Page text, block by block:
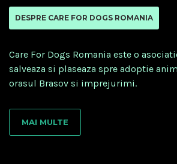
DESPRE CARE FOR DOGS ROMANIA
Care For Dogs Romania este o
salveaza si plaseaza spre adoptie
orasul Brasov si imprejurimi.
MAI MULTE